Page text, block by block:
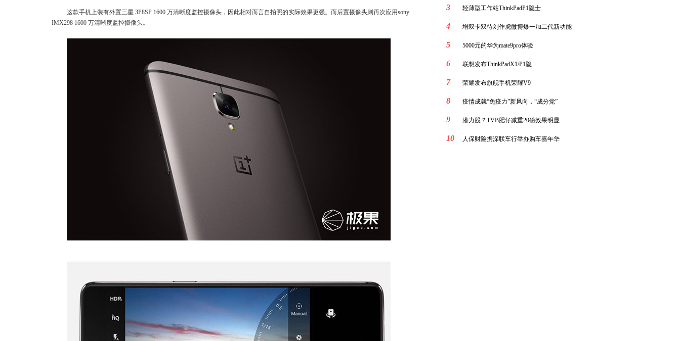
这款手机上装有外置三星 3P8SP 1600 万清晰度监控摄像头，因此相对而言自拍照的实际效果更强。而后置摄像头则再次应用sony
IMX298 1600 万清晰度监控摄像头。
3 轻薄型工作站ThinkPadP1隐士
4 增双卡双待刘作虎微博爆一加二代新功能
5 5000元的华为mate9pro体验
6 联想发布ThinkPadX1/P1隐
7 荣耀发布旗舰手机荣耀V9
8 疫情成就“免疫力”新风向，“成分党”
9 潜力股？TVB肥仔减重20磅效果明显
10 人保财险携深联车行举办购车嘉年华